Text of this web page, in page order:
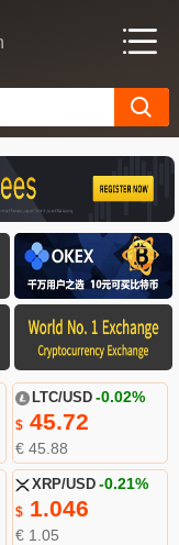
LTC/USD -0.02%
$45.72
€ 45.88
XRP/USD -0.21%
$1.046
€ 1.05